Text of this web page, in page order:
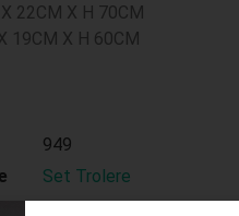
22CM X H 70CM
19CM X H 60CM
949
Set Trolere